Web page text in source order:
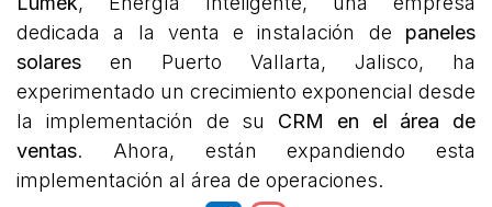
dedicada a la venta e instalación de paneles
solares en Puerto Vallarta, Jalisco, ha
experimentado un crecimiento exponencial desde
la implementación de su CRM en el área de
ventas. Ahora, están expandiendo esta
implementación al área de operaciones.